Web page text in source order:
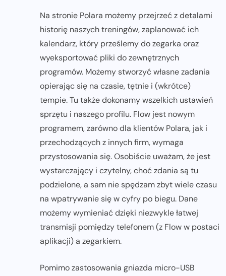
Na stronie Polara możemy przejrzeć z detalami
historię naszych treningów, zaplanować ich
kalendarz, który prześlemy do zegarka oraz
wyeksportować pliki do zewnętrznych
programów. Możemy stworzyć własne zadania
opierając się na czasie, tętnie i (wkrótce)
tempie. Tu także dokonamy wszelkich ustawień
sprzętu i naszego profilu. Flow jest nowym
programem, zarówno dla klientów Polara, jak i
przechodzących z innych firm, wymaga
przystosowania się. Osobiście uważam, że jest
wystarczający i czytelny, choć zdania są tu
podzielone, a sam nie spędzam zbyt wiele czasu
na wpatrywanie się w cyfry po biegu. Dane
możemy wymieniać dzięki niezwykle łatwej
transmisji pomiędzy telefonem (z Flow w postaci
aplikacji) a zegarkiem.
Pomimo zastosowania gniazda micro-USB